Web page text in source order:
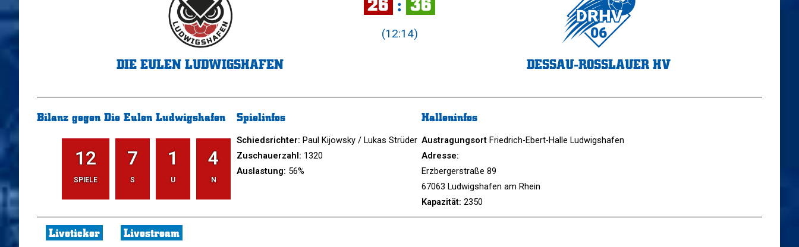
DIE EULEN LUDWIGSHAFEN DESSAU-ROSSLAUER HV
(12:14)
Bilanz gegen Die Eulen Ludwigshafen
12
SPIELE
7
S
1
U
4
N
Spielinfos
Schiedsrichter: Paul Kijowsky / Lukas Strüder
Zuschauerzahl: 1320
Auslastung: 56%
Halleninfos
AustragungsortFriedrich-Ebert-Halle Ludwigshafen
Adresse:
Erzbergerstraße 89
67063 Ludwigshafen am Rhein
Kapazität:2350
Liveticker Livestream